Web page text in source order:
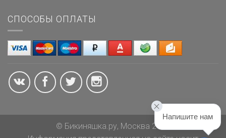
СПОСОБЫ ОПЛАТЫ
© Бикиняшка.ру, Москва 2026
Напишите нам